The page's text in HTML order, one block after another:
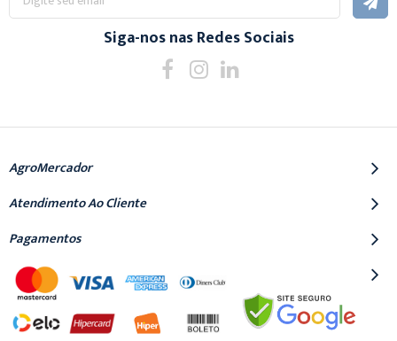
na
Siga-nos nas Redes Sociais
AgroMercador
Atendimento Ao Cliente
Pagamentos